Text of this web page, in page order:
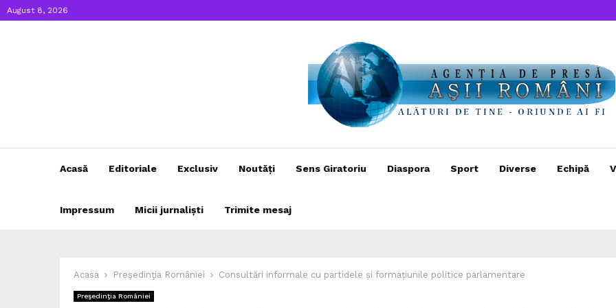
August 8, 2026
Acasă Editoriale Exclusiv Noutăți Sens Giratoriu Diaspora Sport Diverse Echipă
Impressum Micii jurnaliști Trimite mesaj
Acasa Preşedinţia României Consultări informale cu partidele și formațiunile politice parlamentare
Preşedinţia României